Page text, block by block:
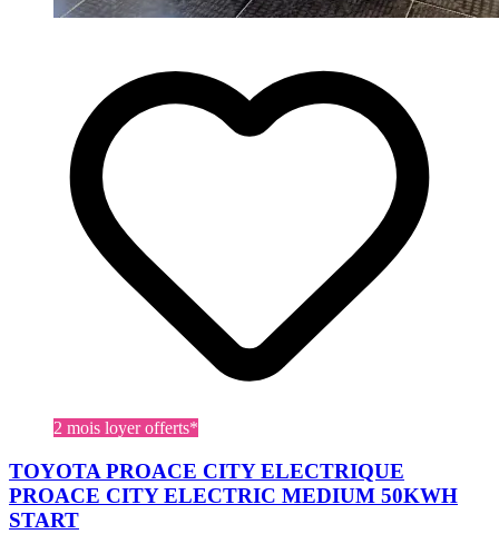
2 mois loyer offerts*
TOYOTA PROACE CITY ELECTRIQUE
PROACE CITY ELECTRIC MEDIUM 50KWH
START